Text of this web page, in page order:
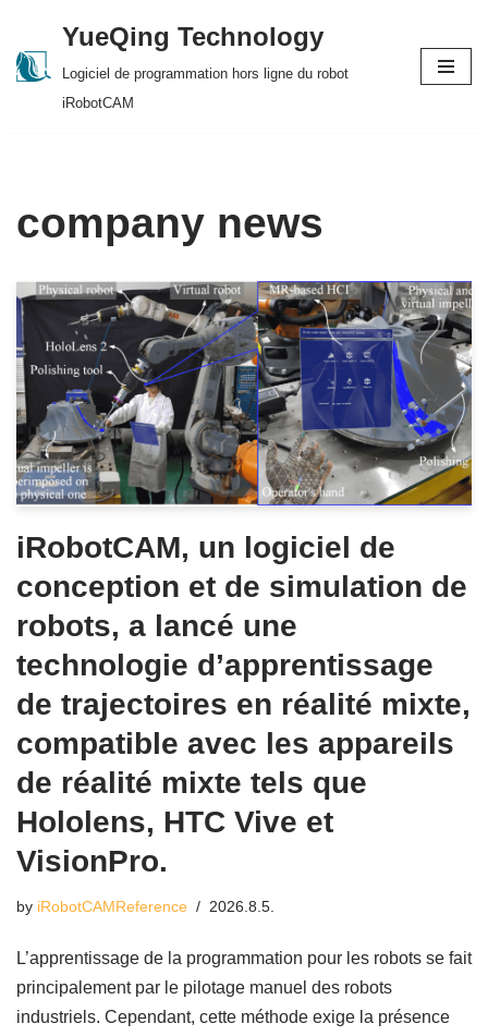
Skip
YueQing Technology
Logiciel de programmation hors ligne du robot
iRobotCAM
company news
iRobotCAM, un logiciel de
conception et de simulation de
robots, a lancé une
technologie d’apprentissage
de trajectoires en réalité mixte,
compatible avec les appareils
de réalité mixte tels que
Hololens, HTC Vive et
VisionPro.
by iRobotCAMReference 2026.8.5.
L’apprentissage de la programmation pour les robots se fait
principalement par le pilotage manuel des robots
industriels. Cependant, cette méthode exige la présence